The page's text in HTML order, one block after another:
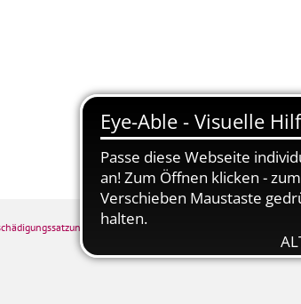
& Wirtschaft Kur & Tourismus